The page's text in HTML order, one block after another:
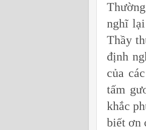
nghĩ
Thầy
định
của
tấm
khắc
biết ơn